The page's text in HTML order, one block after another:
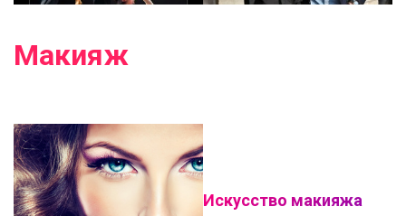
Макияж
Искусство макияжа